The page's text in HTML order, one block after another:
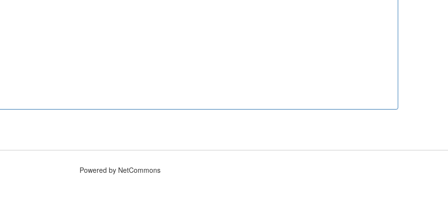
Powered by NetCommons